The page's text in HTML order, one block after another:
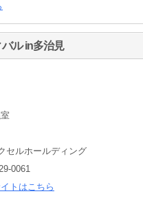
ル in多治見
セルホールディング
0061
トはこちら